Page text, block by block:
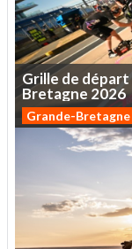
Grille de départ
Bretagne 2026
Grande-Bretagne